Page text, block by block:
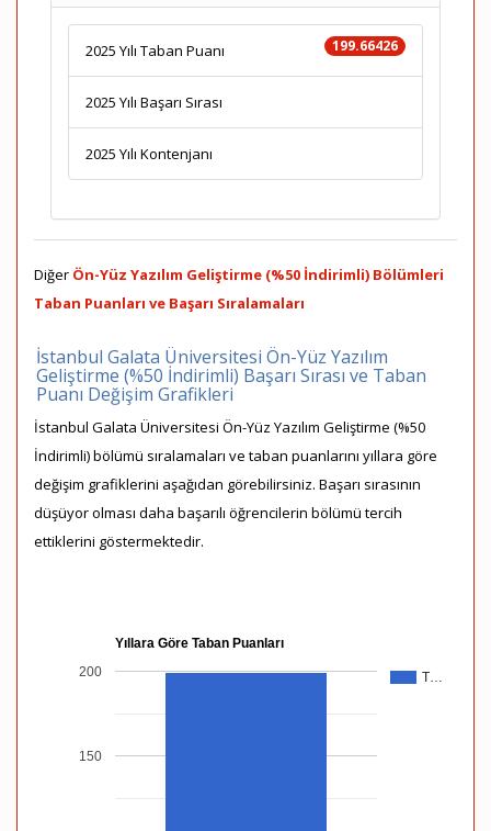
199.66426
2025 Yılı Taban Puanı
2025 Yılı Başarı Sırası
2025 Yılı Kontenjanı
Diğer Ön-Yüz Yazılım Geliştirme (%50 İndirimli) Bölümleri
Taban Puanları ve Başarı Sıralamaları
İstanbul Galata Üniversitesi Ön-Yüz Yazılım
Geliştirme (%50 İndirimli) Başarı Sırası ve Taban
Puanı Değişim Grafikleri
İstanbul Galata Üniversitesi Ön-Yüz Yazılım Geliştirme (%50
İndirimli) bölümü sıralamaları ve taban puanlarını yıllara göre
değişim grafiklerini aşağıdan görebilirsiniz. Başarı sırasının
düşüyor olması daha başarılı öğrencilerin bölümü tercih
ettiklerini göstermektedir.
Yıllara Göre Taban Puanları
T…
150
200